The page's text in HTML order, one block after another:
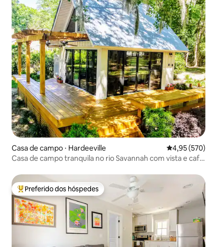
Casa de campo ⋅ Hardeeville 4,95 de uma
4,95 (570)
Casa de campo tranquila no rio Savannah com vista e café
Entre os melhores preferidos dos hóspedes
Preferido dos hóspedes